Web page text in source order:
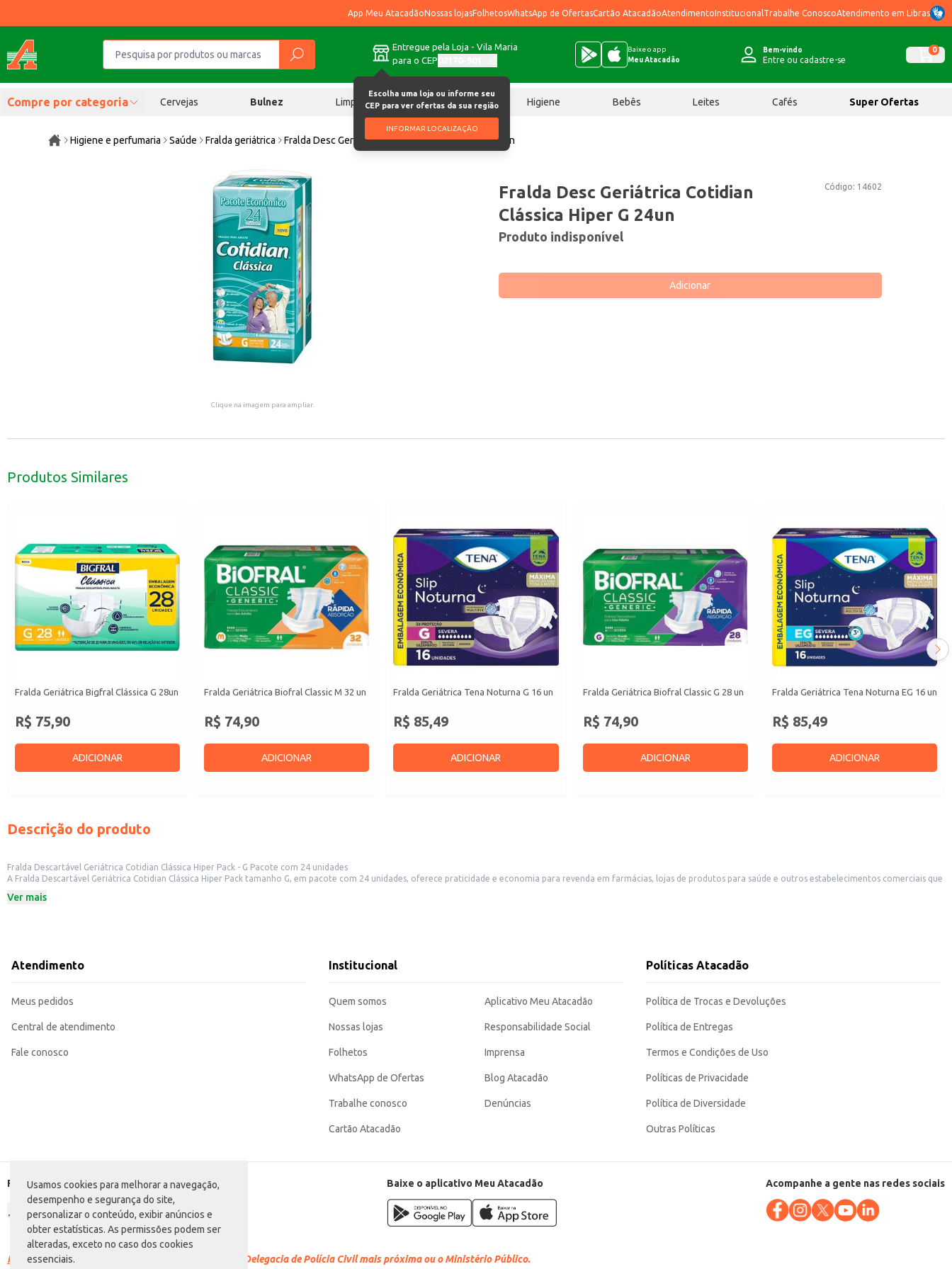
Usamos cookies para melhorar a navegação,
desempenho e segurança do site,
personalizar o conteúdo, exibir anúncios e
obter estatísticas. As permissões podem ser
alteradas, exceto no caso dos cookies
essenciais.
App Meu AtacadãoNossas lojasFolhetosWhatsApp de OfertasCartão AtacadãoAtendimentoInstitucional Trabalhe ConoscoAtendimento em Libras
Entregue pela Loja - Vila Maria
para o CEP
Escolha uma loja ou informe seu
CEP para ver ofertas da sua região
INFORMAR LOCALIZAÇÃO
Baixe o app
Meu Atacadão
Bem-vindo
Entre ou cadastre-se
0
Compre por categoria Cervejas Bulnez Limpeza Chocolates Higiene Bebês Leites Cafés Super Ofertas
Higiene e perfumaria Saúde Fralda geriátrica Fralda Desc Geriátrica Cotidian Clássica Hiper G 24un
Clique na imagem para ampliar.
Código: 14602
Fralda Desc Geriátrica Cotidian
Clássica Hiper G 24un
Produto indisponível
Adicionar
Produtos Similares
Fralda Geriátrica Bigfral Clássica G 28un
R$ 75,90
ADICIONAR
Fralda Geriátrica Biofral Classic M 32 un
R$ 74,90
ADICIONAR
Fralda Geriátrica Tena Noturna G 16 un
R$ 85,49
ADICIONAR
Fralda Geriátrica Biofral Classic G 28 un
R$ 74,90
ADICIONAR
Fralda Geriátrica Tena Noturna EG 16 un
R$ 85,49
ADICIONAR
Descrição do produto
Fralda Descartável Geriátrica Cotidian Clássica Hiper Pack - G Pacote com 24 unidades
A Fralda Descartável Geriátrica Cotidian Clássica Hiper Pack tamanho G, em pacote com 24 unidades, oferece praticidade e economia para revenda em farmácias, lojas de produtos para saúde e outros estabelecimentos comerciais que
doméstico, atendendo às necessidades de cuidados com idosos.
benefício para quem compra em atacado e revende ou utiliza em larga escala.
Marca: Cotidian
Categoria: Fralda geriátrica
Quantidade: 24 unidades
Ver mais
Atendimento
Meus pedidos
Central de atendimento
Fale conosco
Institucional
Quem somos
Nossas lojas
Folhetos
WhatsApp de Ofertas
Trabalhe conosco
Cartão Atacadão
Aplicativo Meu Atacadão
Responsabilidade Social
Imprensa
Blog Atacadão
Denúncias
Políticas Atacadão
Política de Trocas e Devoluções
Política de Entregas
Termos e Condições de Uso
Políticas de Privacidade
Política de Diversidade
Outras Políticas
Formas de pagamento Baixe o aplicativo Meu Atacadão Acompanhe a gente nas redes sociais
Racismo é crime. Denuncie. Disque 100 ou procure a Delegacia de Polícia Civil mais próxima ou o Ministério Público.